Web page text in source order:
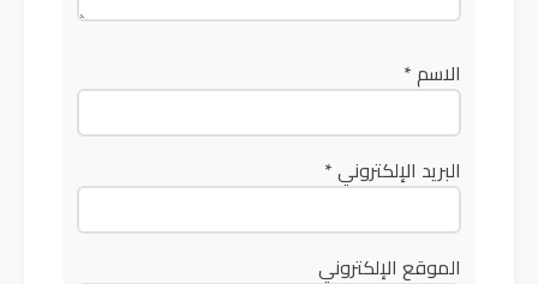
الاسم*
البريد الإلكتروني*
الموقع الإلكتروني